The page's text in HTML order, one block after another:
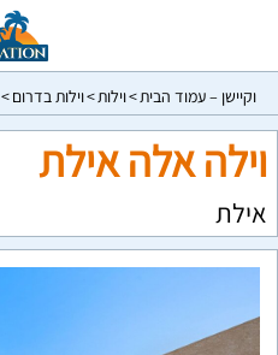
וקיישן – עמוד הבית וילות וילות בדרום
וילה אלה אילת
אילת